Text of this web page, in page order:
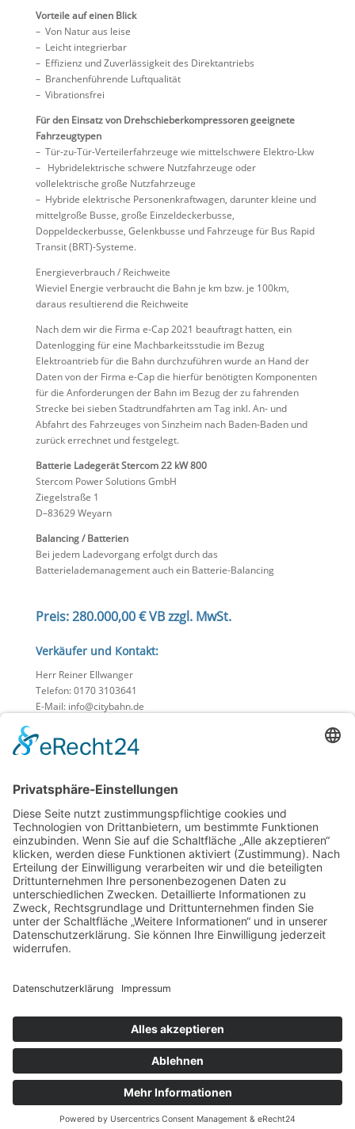
Vorteile auf einen Blick
– Von Natur aus leise
– Leicht integrierbar
– Effizienz und Zuverlässigkeit des Direktantriebs
– Branchenführende Luftqualität
– Vibrationsfrei
Für den Einsatz von Drehschieberkompressoren geeignete
Fahrzeugtypen
– Tür-zu-Tür-Verteilerfahrzeuge wie mittelschwere Elektro-Lkw
– Hybridelektrische schwere Nutzfahrzeuge oder
vollelektrische große Nutzfahrzeuge
– Hybride elektrische Personenkraftwagen, darunter kleine und
mittelgroße Busse, große Einzeldeckerbusse,
Doppeldeckerbusse, Gelenkbusse und Fahrzeuge für Bus Rapid
Transit (BRT)-Systeme.
Energieverbrauch / Reichweite
Wieviel Energie verbraucht die Bahn je km bzw. je 100km,
daraus resultierend die Reichweite
Nach dem wir die Firma e-Cap 2021 beauftragt hatten, ein
Datenlogging für eine Machbarkeitsstudie im Bezug
Elektroantrieb für die Bahn durchzuführen wurde an Hand der
Daten von der Firma e-Cap die hierfür benötigten Komponenten
für die Anforderungen der Bahn im Bezug der zu fahrenden
Strecke bei sieben Stadtrundfahrten am Tag inkl. An- und
Abfahrt des Fahrzeuges von Sinzheim nach Baden-Baden und
zurück errechnet und festgelegt.
Batterie Ladegerät Stercom 22 kW 800
Stercom Power Solutions GmbH
Ziegelstraße 1
D–83629 Weyarn
Balancing / Batterien
Bei jedem Ladevorgang erfolgt durch das
Batterielademanagement auch ein Batterie-Balancing
Preis: 280.000,00 € VB zzgl. MwSt.
Verkäufer und Kontakt:
Herr Reiner Ellwanger
Telefon: 0170 3103641
E-Mail: info@citybahn.de
h
Zurück zu den Angeboten
Impressum Datenschutz
© Touristische Sonderverkehre & Wegebahnen e.V. ≡
Webdesign & SEO schneider.media